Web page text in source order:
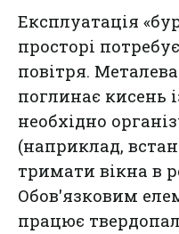
Експлуатація
просторі
повітря.
поглинає кисень
необхідно
(наприклад,
тримати вікна в
Обов'язковим
працює